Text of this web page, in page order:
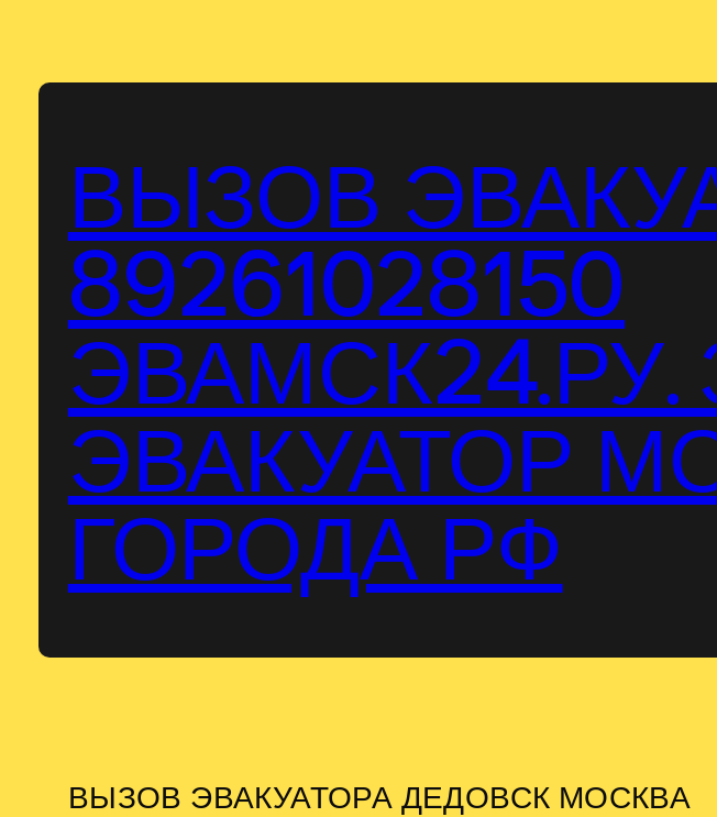
содержимому
ВЫЗОВ
89261028150
ЭВАМСК24.РУ.
ЭВАКУАТОР
ГОРОДА РФ
ВЫЗОВ ЭВАКУАТОРА ДЕДОВСК МОСКВА